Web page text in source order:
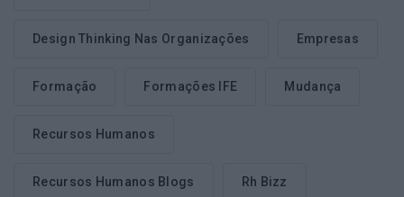
Design Thinking Nas Organizações Empresas
Formação Formações IFE Mudança
Recursos Humanos
Recursos Humanos Blogs Rh Bizz